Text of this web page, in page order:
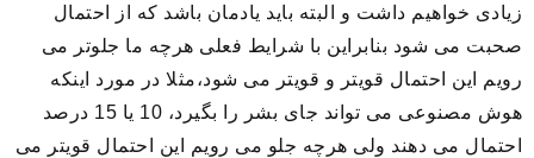
زیادی خواهیم داشت و البته باید یادمان باشد که از احتمال
صحبت می شود بنابراین با شرایط فعلی هرچه ما جلوتر می
رویم این احتمال قویتر و قویتر می شود،مثلا در مورد اینکه
هوش مصنوعی می تواند جای بشر را بگیرد، 10 یا 15 درصد
احتمال می دهند ولی هرچه جلو می رویم این احتمال قویتر می